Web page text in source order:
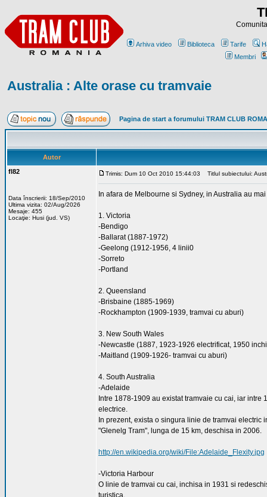
Arhiva video Biblioteca Tarife
Membri
Australia : Alte orase cu tramvaie
Pagina de start a forumului TRAM CLUB
Autor
fl82
Data înscrierii: 18/Sep/2010
Ultima vizita: 02/Aug/2026
Mesaje: 455
Locaţie: Husi (jud. VS)
Trimis: Dum 10 Oct 2010 15:44:03 Titlul subiectului:
In afara de Melbourne si Sydney, in Australia au
1. Victoria
-Bendigo
-Ballarat (1887-1972)
-Geelong (1912-1956, 4 linii0
-Sorreto
-Portland
2. Queensland
-Brisbaine (1885-1969)
-Rockhampton (1909-1939, tramvai cu aburi)
3. New South Wales
-Newcastle (1887, 1923-1926 electrificat, 1950
-Maitland (1909-1926- tramvai cu aburi)
4. South Australia
-Adelaide
Intre 1878-1909 au existat tramvaie cu cai, iar intre
electrice.
In prezent, exista o singura linie de tramvai electric
"Glenelg Tram", lunga de 15 km, deschisa in 2006.
http://en.wikipedia.org/wiki/File:Adelaide_Flexity.jpg
-Victoria Harbour
O linie de tramvai cu cai, inchisa in 1931 si
turistica.